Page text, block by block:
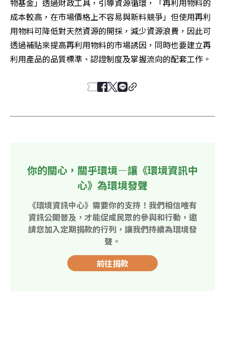
物基金」透過財政工具，引導資源循環，「再利用物料的
成本較高，在市場價格上不容易與新料競爭」但使用再利
用物料可降低對天然資源的開採，減少資源浪費，因此可
透過補貼來提高再利用物料的市場誘因，同時也要建立再
利用產品的品質標準、認證制度及掌握流向的配套工作。
你的關心，關乎環境—讓《環境資訊中
心》為環境發聲
《環境資訊中心》需要你的支持！我們相信唯有
資訊公開普及，才能促成民眾的參與和行動，邀
請您加入定期捐款的行列，讓我們持續為環境發
聲。
前往捐款